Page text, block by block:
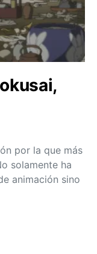
por la que más
solamente ha
animación sino